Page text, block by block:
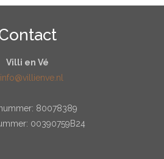
Villi en Vé
info@villienve.nl
80078389
00390759B24